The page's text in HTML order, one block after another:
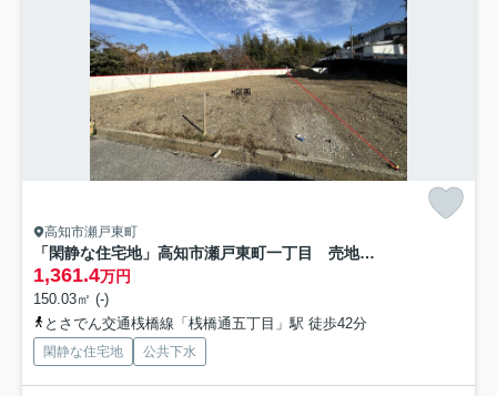
高知市瀬戸東町
「閑静な住宅地」高知市瀬戸東町一丁目 売地（建築条件付き）
1,361.4万円
150.03㎡ (-)
とさでん交通桟橋線「桟橋通五丁目」駅 徒歩42分
閑静な住宅地 公共下水